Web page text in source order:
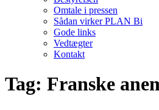
Omtale i pressen
Sådan virker PLAN Bi
Gode links
Vedtægter
Kontakt
Tag: Franske